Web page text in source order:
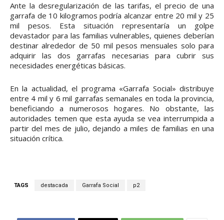
Ante la desregularización de las tarifas, el precio de una
garrafa de 10 kilogramos podría alcanzar entre 20 mil y 25
mil pesos. Esta situación representaría un golpe
devastador para las familias vulnerables, quienes deberían
destinar alrededor de 50 mil pesos mensuales solo para
adquirir las dos garrafas necesarias para cubrir sus
necesidades energéticas básicas.
En la actualidad, el programa «Garrafa Social» distribuye
entre 4 mil y 6 mil garrafas semanales en toda la provincia,
beneficiando a numerosos hogares. No obstante, las
autoridades temen que esta ayuda se vea interrumpida a
partir del mes de julio, dejando a miles de familias en una
situación crítica.
TAGS destacada Garrafa Social p2